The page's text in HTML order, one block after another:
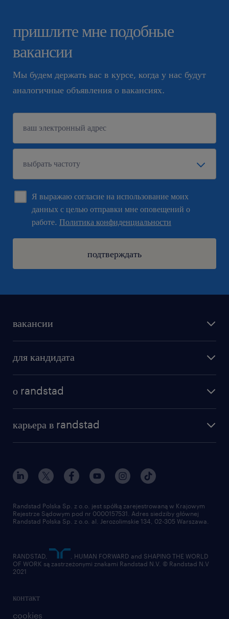
пришлите мне подобные
вакансии
Мы будем держать вас в курсе, когда у нас будут
аналогичные объявления о вакансиях.
Я выражаю согласие на использование моих
данных с целью отправки мне оповещений о
работе. Политика конфиденциальности
подтверждать
вакансии
бонусы для работников
для кандидата
о randstad
институт исследований randstad
для медиа
для поставщиков
карьера в randstad
наш мир
работа в randstad
отправить резюме
контакт
cookies
Randstad Polska Sp. z o.o. jest spółką zarejestrowaną w Krajowym
Rejestrze Sądowym pod nr 0000157531. Adres siedziby głównej
Randstad Polska Sp. z o.o. al. Jerozolimskie 134, 02-305 Warszawa.
RANDSTAD,
, HUMAN FORWARD and SHAPING THE WORLD
OF WORK są zastrzeżonymi znakami Randstad N.V. © Randstad N.V
2021